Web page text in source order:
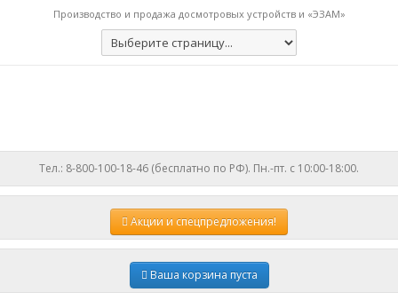
Производство и продажа досмотровых устройств и «ЭЗАМ»
Тел.: 8-800-100-18-46 (бесплатно по РФ). Пн.-пт. с 10:00-18:00.
Акциии спецпредложения!
Ваша корзина пуста